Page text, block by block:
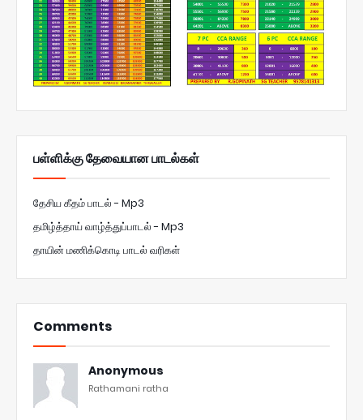
பள்ளிக்கு தேவையான பாடல்கள்
தேசிய கீதம் பாடல் - Mp3
தமிழ்த்தாய் வாழ்த்துப்பாடல் - Mp3
தாயின் மணிக்கொடி பாடல் வரிகள்
Comments
Anonymous
Rathamani ratha